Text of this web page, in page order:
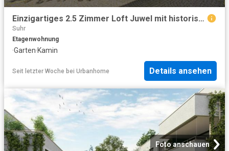
Einzigartiges 2.5 Zimmer Loft Juwel mit historischer Seele in Aarau
Suhr
Etagenwohnung
·Garten·Kamin
Seit letzter Woche bei Urbanhome Details ansehen
Foto anschauen